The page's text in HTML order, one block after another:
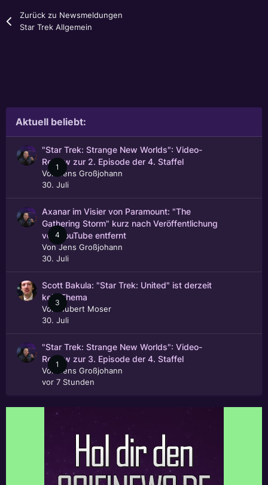
Zurück zu Newsmeldungen
Star Trek Allgemein
Aktuell beliebt:
1
"Star Trek: Strange New Worlds": Video-
Review zur 2. Episode der 4. Staffel
Von
Jens Großjohann
30. Juli
4
Axanar im Visier von Paramount: "The
Gathering Storm" kurz nach Veröffentlichung
von YouTube entfernt
VonJens Großjohann
30. Juli
3
Scott Bakula: "Star Trek: United" ist derzeit
kein Thema
Von
Hubert Moser
30. Juli
1
"Star Trek: Strange New Worlds": Video-
Review zur 3. Episode der 4. Staffel
Von
Jens Großjohann
vor 7 Stunden